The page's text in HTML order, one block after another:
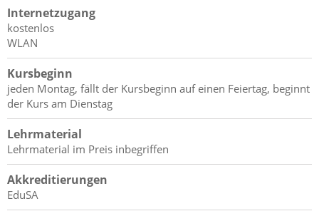
Internetzugang
kostenlos
WLAN
Kursbeginn
jeden Montag, fällt der Kursbeginn auf einen Feiertag, beginnt
der Kurs am Dienstag
Lehrmaterial
Lehrmaterial im Preis inbegriffen
Akkreditierungen
EduSA